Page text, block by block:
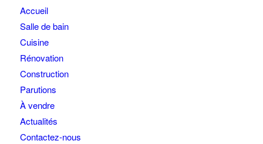
Accueil
Salle de bain
Cuisine
Rénovation
Construction
Parutions
À vendre
Actualités
Contactez-nous